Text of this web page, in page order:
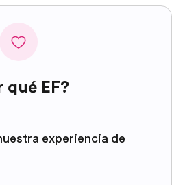
qué EF?
experiencia de